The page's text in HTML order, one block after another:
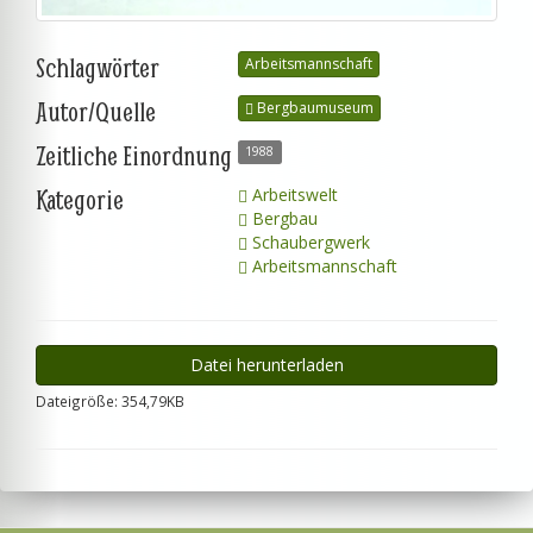
Schlagwörter Arbeitsmannschaft
Autor/Quelle Bergbaumuseum
Zeitliche Einordnung 1988
Kategorie
Arbeitswelt
Bergbau
Schaubergwerk
Arbeitsmannschaft
Datei herunterladen
Dateigröße: 354,79KB